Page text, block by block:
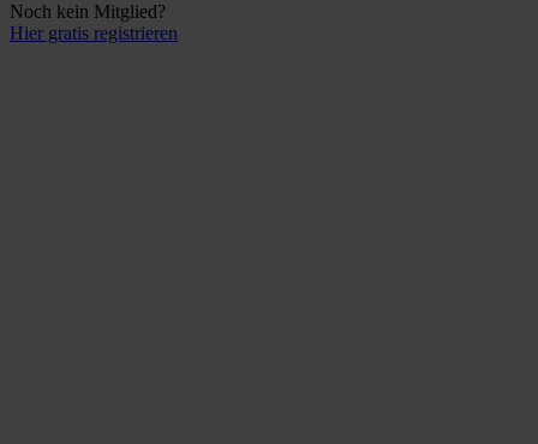
Noch kein Mitglied?
Hier gratis registrieren